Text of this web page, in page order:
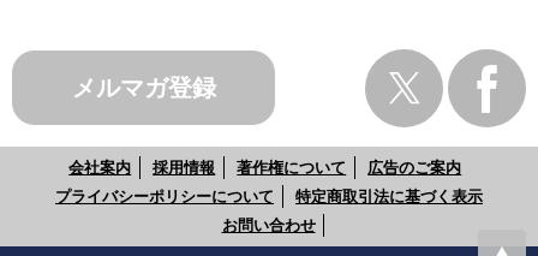
メルマガ登録
会社案内 採用情報 著作権について
広告のご案内
プライバシーポリシーについて
特定商取引法に基づく表示
お問い合わせ